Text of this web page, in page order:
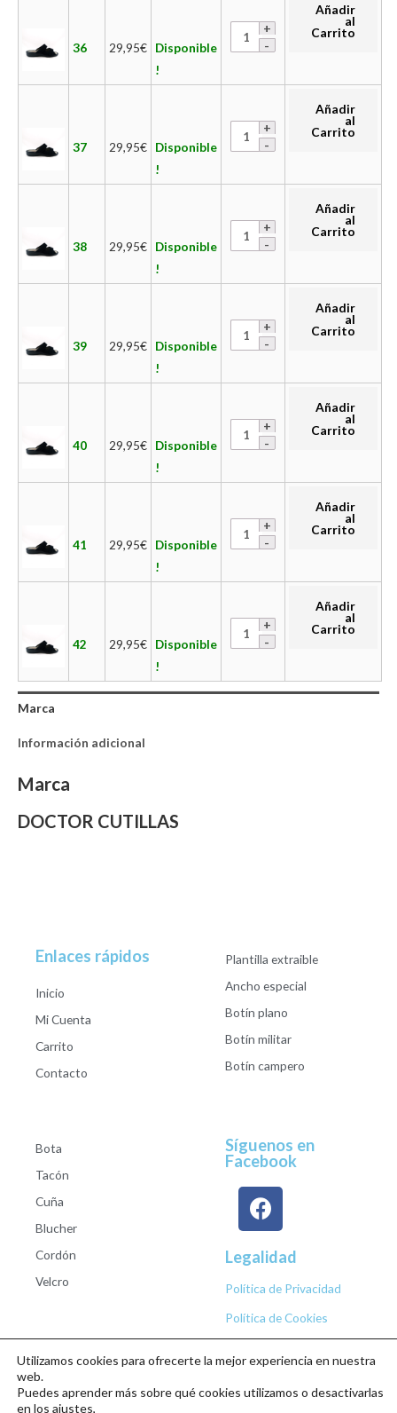
36 29,95€ Disponible
!
Añadir
al
Carrito
37 29,95€ Disponible
!
Añadir
al
Carrito
38 29,95€ Disponible
!
Añadir
al
Carrito
39 29,95€ Disponible
!
Añadir
al
Carrito
40 29,95€ Disponible
!
Añadir
al
Carrito
41 29,95€ Disponible
!
Añadir
al
Carrito
42 29,95€ Disponible
!
Añadir
al
Carrito
Marca
Información adicional
Marca
DOCTOR CUTILLAS
Enlaces rápidos
Inicio
Mi Cuenta
Carrito
Contacto
Plantilla extraible
Ancho especial
Botín plano
Botín militar
Botín campero
Bota
Tacón
Cuña
Blucher
Cordón
Velcro
Síguenos en
Facebook
Legalidad
Política de Privacidad
Política de Cookies
Copyright © 2026 Calzados Roberto Studio
Utilizamos cookies para ofrecerte la mejor experiencia en nuestra
web.
Puedes aprender más sobre qué cookies utilizamos o desactivarlas
en los ajustes,